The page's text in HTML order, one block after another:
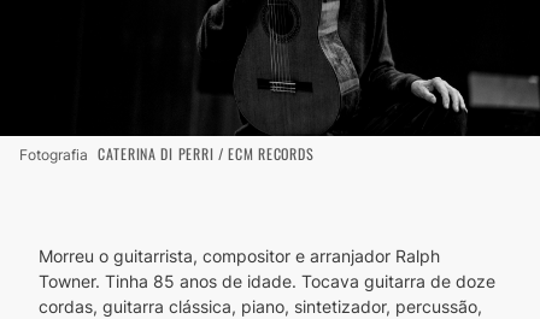
Fotografia CATERINA DI PERRI / ECM RECORDS
Morreu o guitarrista, compositor e arranjador Ralph
Towner. Tinha 85 anos de idade. Tocava guitarra de doze
cordas, guitarra clássica, piano, sintetizador, percussão,